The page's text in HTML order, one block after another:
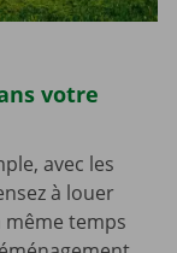
votre
avec les
à louer
temps